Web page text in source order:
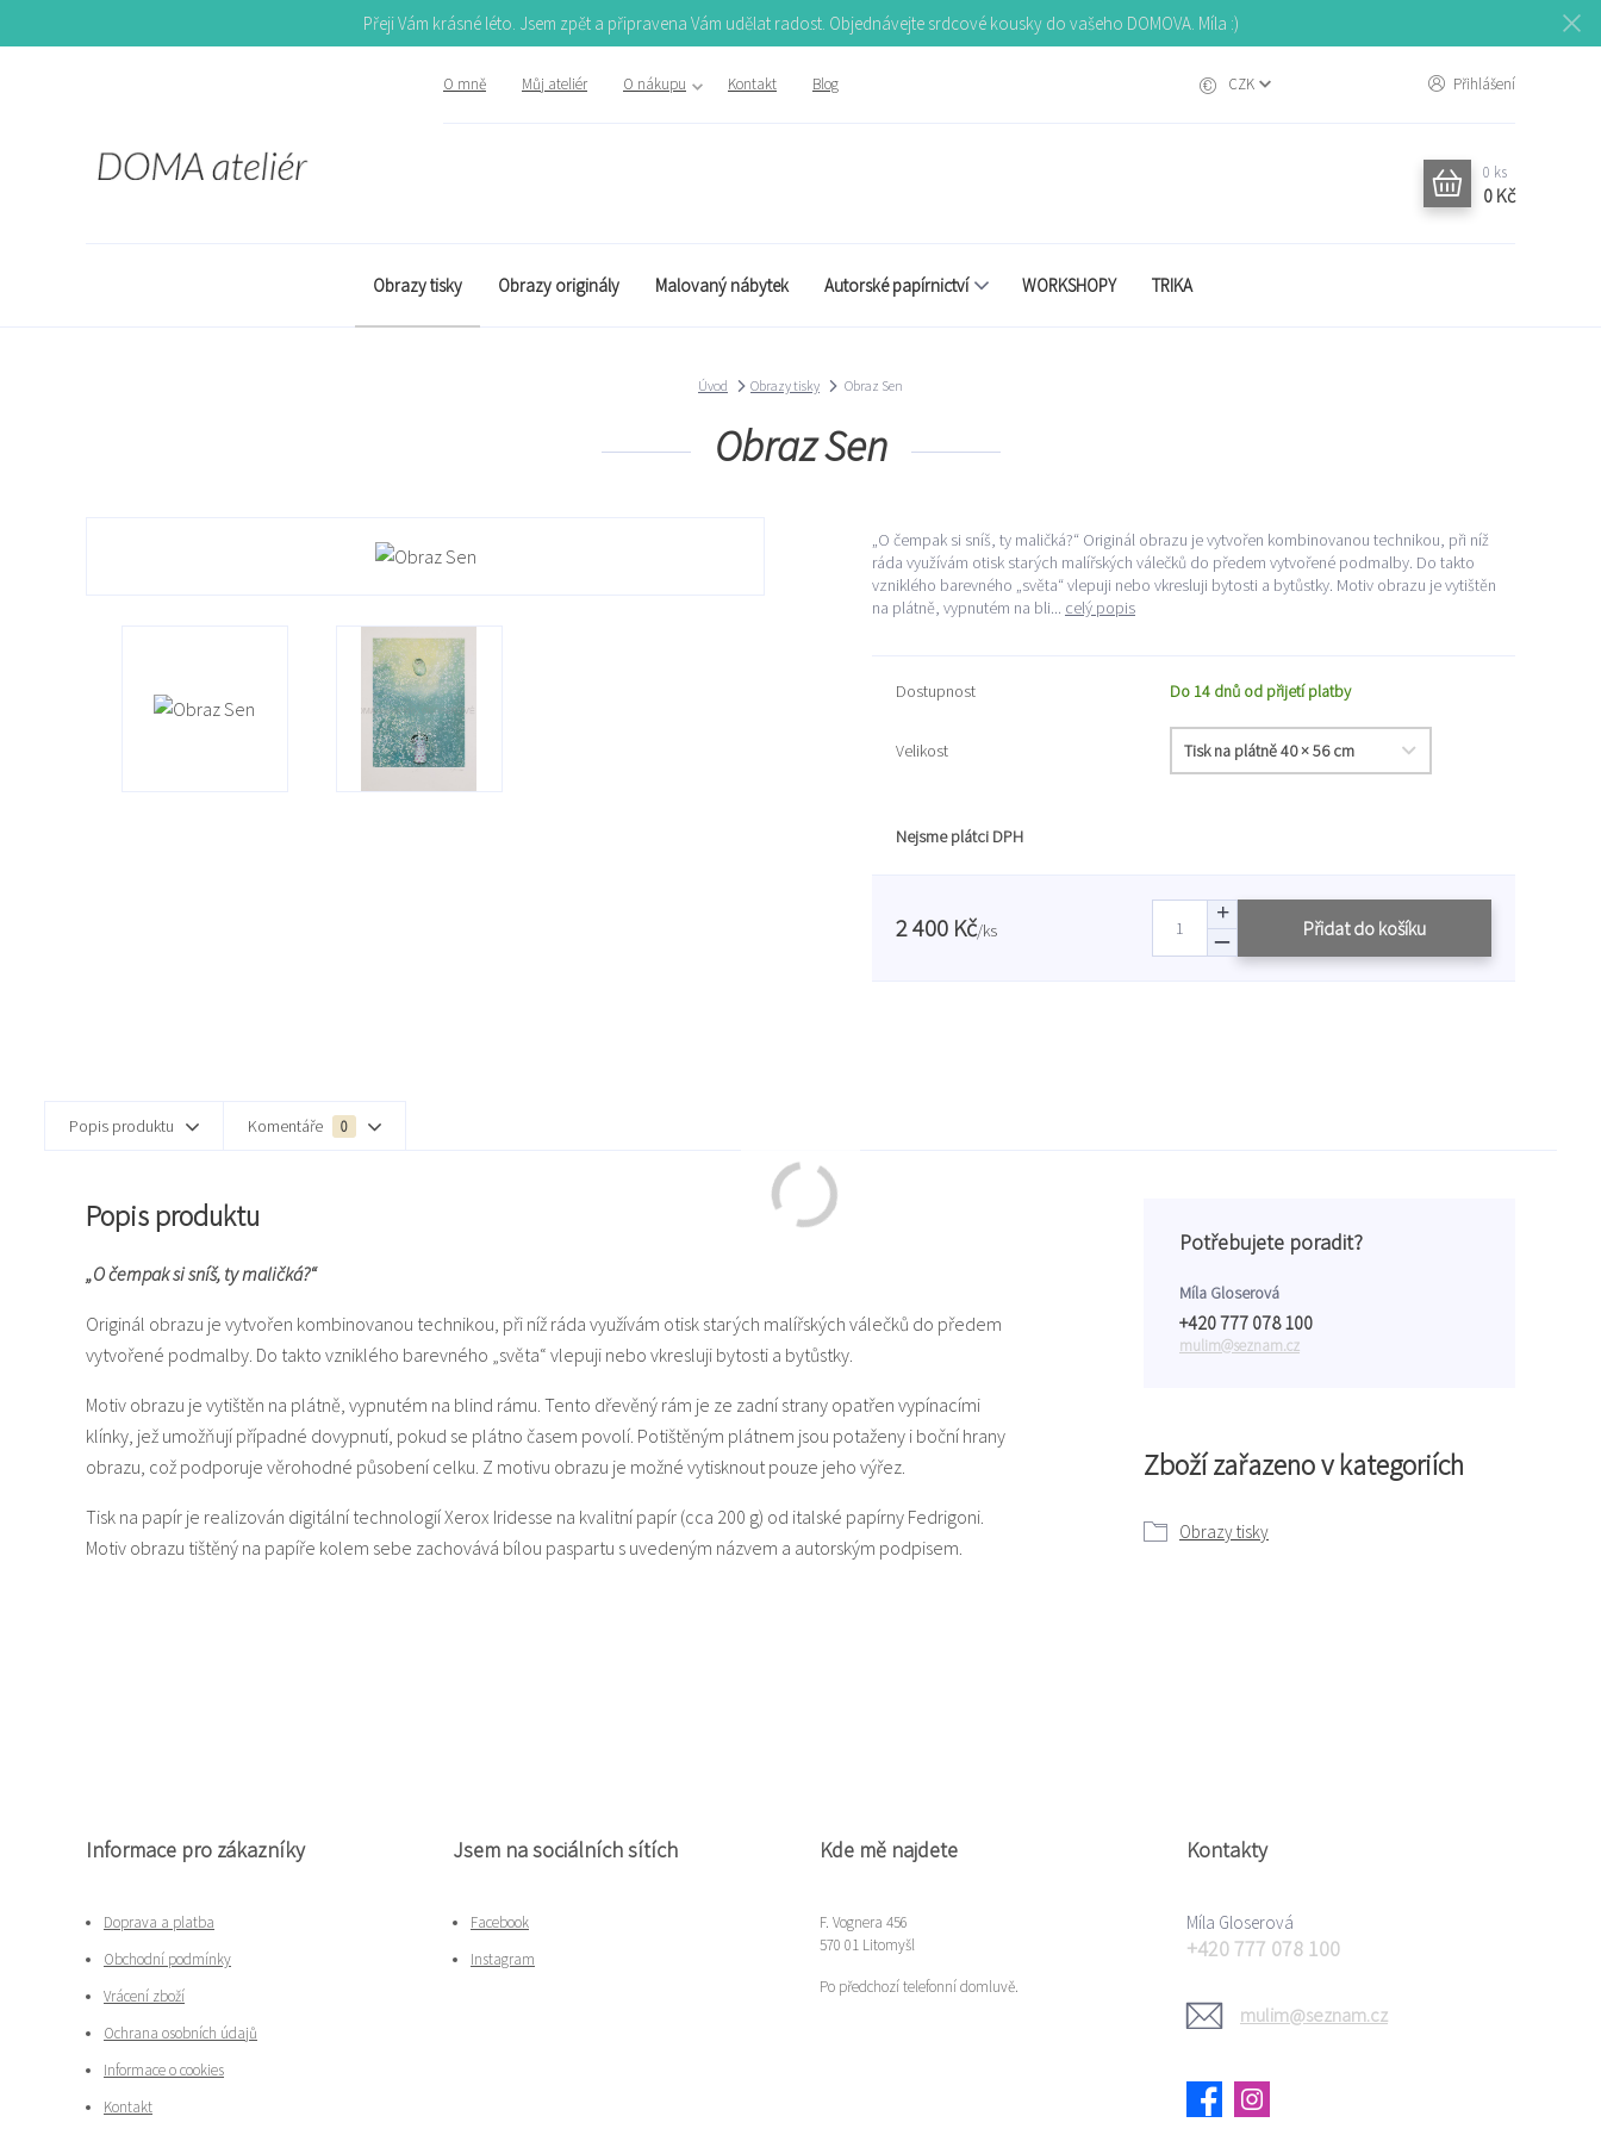
Přeji Vám krásné léto. Jsem zpět a připravena Vám udělat radost. Objednávejte srdcové kousky do vašeho DOMOVA. Míla :)
O mně Můj ateliér O nákupu Kontakt Blog CZK Přihlášení
0 ks
0 Kč
Obrazy tisky Obrazy originály Malovaný nábytek Autorské papírnictví WORKSHOPY TRIKA
Úvod Obrazy tisky Obraz Sen
Obraz Sen
„O čempak si sníš, ty maličká?“ Originál obrazu je vytvořen kombinovanou technikou, při níž
ráda využívám otisk starých malířských válečků do předem vytvořené podmalby. Do takto
vzniklého barevného „světa“ vlepuji nebo vkresluji bytosti a bytůstky. Motiv obrazu je vytištěn
na plátně, vypnutém na bli... celý popis
Dostupnost Do 14 dnů od přijetí platby
Velikost
Nejsme plátci DPH
2 400 Kč/ks Přidat do košíku
Popis produktu Komentáře 0
Popis produktu
„O čempak si sníš, ty maličká?“
Originál obrazu je vytvořen kombinovanou technikou, při níž ráda využívám otisk starých malířských válečků do předem
vytvořené podmalby. Do takto vzniklého barevného „světa“ vlepuji nebo vkresluji bytosti a bytůstky.
Motiv obrazu je vytištěn na plátně, vypnutém na blind rámu. Tento dřevěný rám je ze zadní strany opatřen vypínacími
klínky, jež umožňují případné dovypnutí, pokud se plátno časem povolí. Potištěným plátnem jsou potaženy i boční hrany
obrazu, což podporuje věrohodné působení celku. Z motivu obrazu je možné vytisknout pouze jeho výřez.
Tisk na papír je realizován digitální technologií Xerox Iridesse na kvalitní papír (cca 200 g) od italské papírny Fedrigoni.
Motiv obrazu tištěný na papíře kolem sebe zachovává bílou paspartu s uvedeným názvem a autorským podpisem.
Zboží zařazeno v kategoriích
Obrazy tisky
Potřebujete poradit?
Míla Gloserová
+420 777 078 100
mulim@seznam.cz
Informace pro zákazníky
Doprava a platba
Obchodní podmínky
Vrácení zboží
Ochrana osobních údajů
Informace o cookies
Kontakt
Jsem na sociálních sítích
Facebook
Instagram
Kde mě najdete
F. Vognera 456
570 01 Litomyšl
Po předchozí telefonní domluvě.
Kontakty
Míla Gloserová
+420 777 078 100
mulim@seznam.cz